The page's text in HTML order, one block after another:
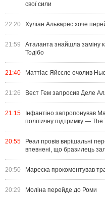
свої сили
22:20 Хуліан Альварес хоче
21:59
Аталанта знайшла заміну
Тодібо
21:40 Маттіас Яйссле очолив
21:26 Вест Гем запросив Деле
21:15
Інфантіно запропонував
політичну підтримку — The
20:55
Реал провів вирішальні
впевнені, що бразилець
20:50 Мареска прокоментував
20:29 Моліна перейде до Роми